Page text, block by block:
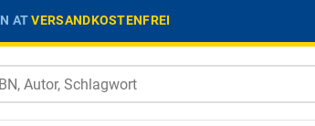
ATVERSANDKOSTENFREI